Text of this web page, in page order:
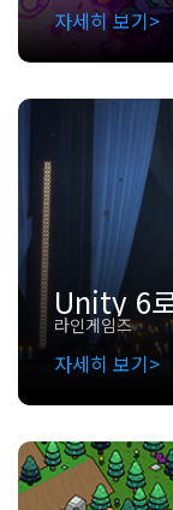
자세히 보기
라인게임즈
자세히 보기